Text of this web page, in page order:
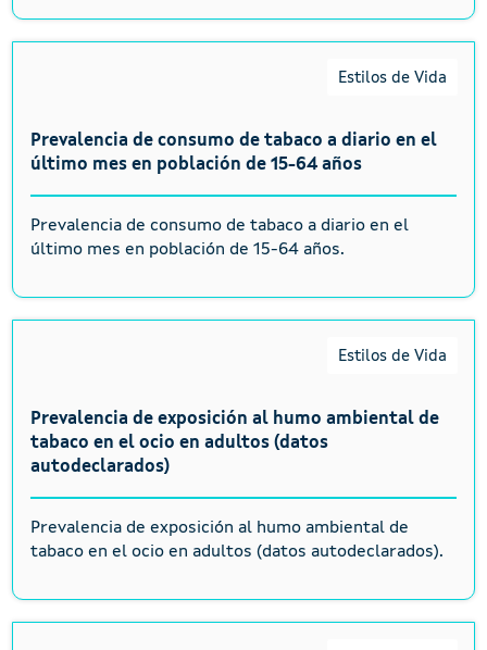
Estilos de Vida
Prevalencia de consumo de tabaco a diario en el
último mes en población de 15-64 años
Prevalencia de consumo de tabaco a diario en el
último mes en población de 15-64 años.
Estilos de Vida
Prevalencia de exposición al humo ambiental de
tabaco en el ocio en adultos (datos
autodeclarados)
Prevalencia de exposición al humo ambiental de
tabaco en el ocio en adultos (datos autodeclarados).